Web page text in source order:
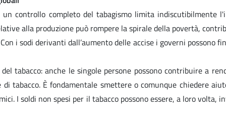
controllo completo del tabagismo limita indiscutibilmente
alla produzione può rompere la spirale della povertà,
i sodi derivanti dall’aumento delle accise i governi
tabacco: anche le singole persone possono contribuire a
tabacco. È fondamentale smettere o comunque chiedere
I soldi non spesi per il tabacco possono essere, a loro